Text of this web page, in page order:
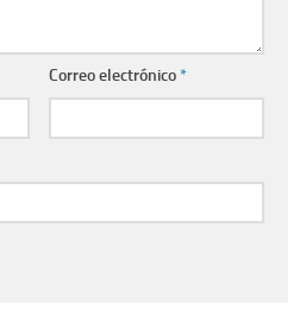
Correo electrónico*